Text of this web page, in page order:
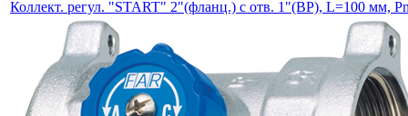
Коллект. регул. "START" 2"(фланц.) с отв. 1"(ВР), L=100 мм,